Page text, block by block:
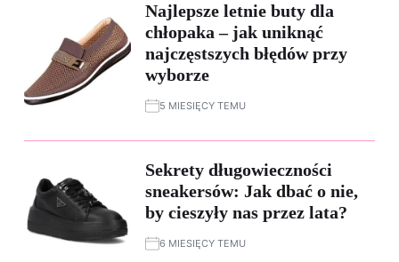
Najlepsze letnie buty dla
chłopaka – jak uniknąć
najczęstszych błędów przy
wyborze
5 MIESIĘCY TEMU
Sekrety długowieczności
sneakersów: Jak dbać o nie,
by cieszyły nas przez lata?
6 MIESIĘCY TEMU